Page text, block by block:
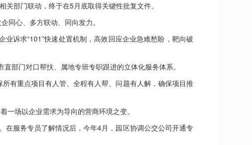
部门联动，终于在5月底取得关键性批复文件。
心、多方联动、同向发力。
诉求“101”快速处置机制，高效回应企业急难愁盼，靶向破
部门对口帮扶、属地专班专职跟进的立体化服务体系。
有重点项目有人管、全程有人帮、问题有人解，确保项目推
一场以企业需求为导向的营商环境之变。
服务专员了解情况后，今年4月，园区协调公交公司开通专